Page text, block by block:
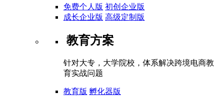
免费个人版 初创企业版
成长企业版 高级定制版
教育方案
针对大专，大学院校，体系解决跨境电商教
育实战问题
教育版 孵化器版